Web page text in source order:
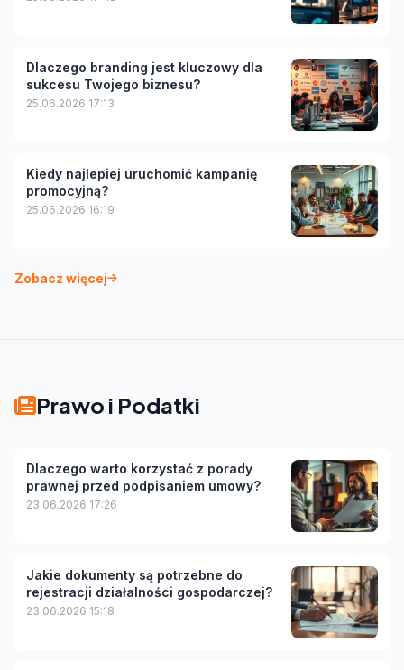
Dlaczego branding jest kluczowy dla
sukcesu Twojego biznesu?
25.06.2026 17:13
Kiedy najlepiej uruchomić kampanię
promocyjną?
25.06.2026 16:19
Zobacz więcej
Prawo i Podatki
Dlaczego warto korzystać z porady
prawnej przed podpisaniem umowy?
23.06.2026 17:26
Jakie dokumenty są potrzebne do
rejestracji działalności gospodarczej?
23.06.2026 15:18